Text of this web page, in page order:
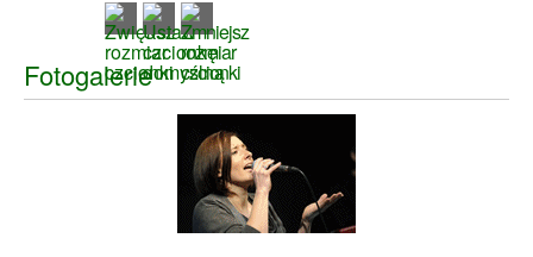
Fotogalerie